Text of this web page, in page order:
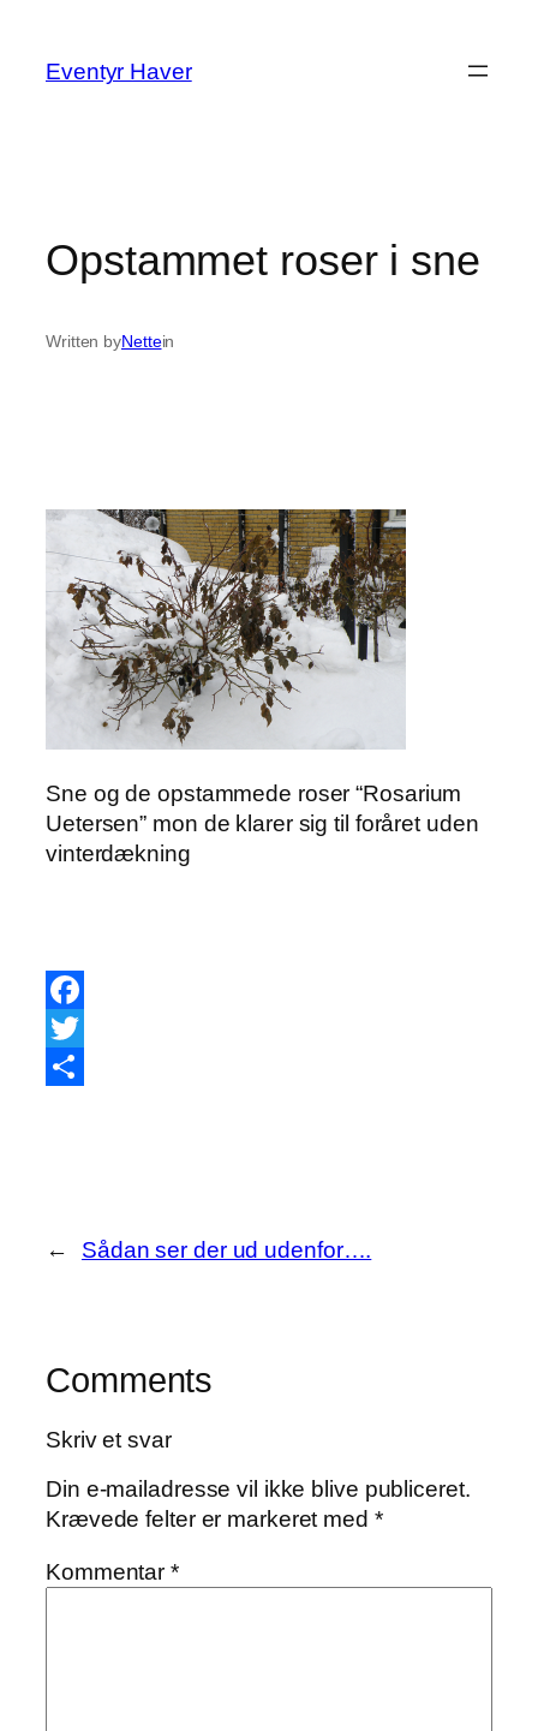
indhold
Eventyr Haver
Opstammet roser i sne
Written byNettein
Sne og de opstammede roser “Rosarium
Uetersen” mon de klarer sig til foråret uden
vinterdækning
Facebook
Twitter
← Sådan ser der ud udenfor….
Comments
Skriv et svar
Din e-mailadresse vil ikke blive publiceret.
Krævede felter er markeret med *
Kommentar*